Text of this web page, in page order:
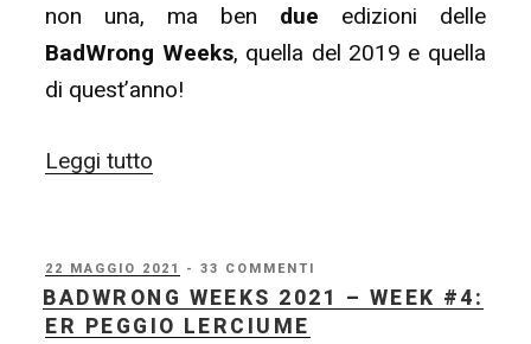
non una, ma ben due edizioni delle
BadWrong Weeks, quella del 2019 e quella
di quest’anno!
Leggi tutto
Wonder
#11
PUBBLICATO
IL
22 MAGGIO 2021 - 33 COMMENTI
BADWRONG WEEKS 2021 – WEEK #4:
ER PEGGIO LERCIUME